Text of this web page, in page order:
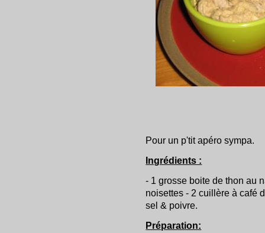
Pour un p'tit apéro sympa.
Ingrédients :
- 1 grosse boite de thon au
noisettes - 2 cuillère à café
sel & poivre.
Préparation: